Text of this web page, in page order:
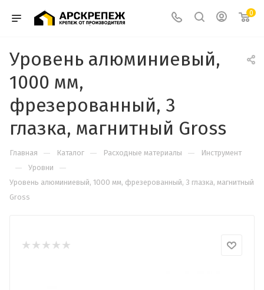
0
Уровень алюминиевый,
1000 мм,
фрезерованный, 3
глазка, магнитный Gross
Главная — Каталог — Расходные материалы — Инструмент
— Уровни —
Уровень алюминиевый, 1000 мм, фрезерованный, 3 глазка, магнитный
Gross